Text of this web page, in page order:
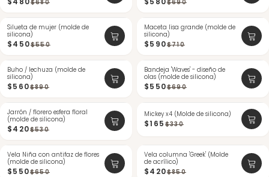
$680 $690
-18%
ÚLTIMAS
Silueta de mujer (molde de
silicona)
$450$550
-16%
Maceta lisa grande (molde de
silicona)
$590$710
-37%
Buho / lechuza (molde de
silicona)
$560$890
-20%
ÚLTIMAS
Bandeja 'Waves' - diseño de
olas (molde de silicona)
$550$690
-20%
Jarrón / florero esfera floral
(molde de silicona)
$420$530
-50%
Mickey x4 (Molde de silicona)
$165$330
-15%
ÚLTIMAS
Vela Niña con antifaz de flores
(molde de silicona)
$550$650
-50%
Vela columna 'Greek' (Molde
de acrílico)
$420$850